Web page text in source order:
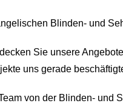
Blinden- und
Sie unsere
uns gerade
Team von der Blinden- und